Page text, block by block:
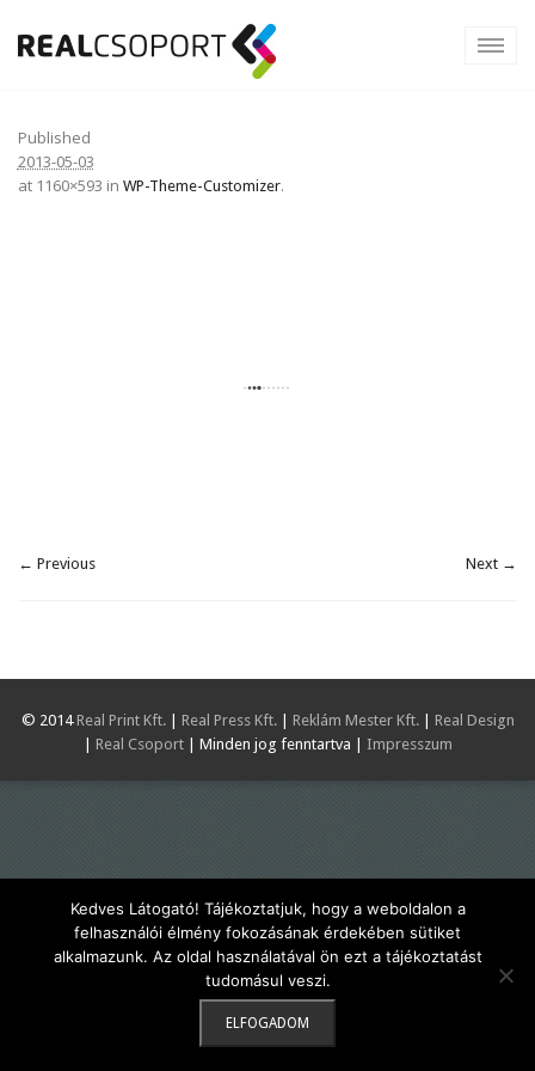
Published
2013-05-03
at 1160×593 in WP-Theme-Customizer.
← Previous Next →
© 2014 Real Print Kft.| Real Press Kft.| Reklám Mester Kft.| Real Design
| Real Csoport| Minden jog fenntartva | Impresszum
Kedves Látogató! Tájékoztatjuk, hogy a weboldalon a
felhasználói élmény fokozásának érdekében sütiket
alkalmazunk. Az oldal használatával ön ezt a tájékoztatást
tudomásul veszi.
ELFOGADOM